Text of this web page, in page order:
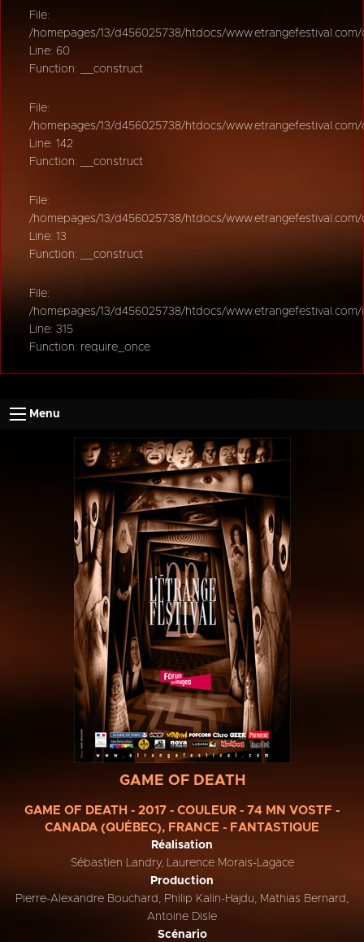
File:
/homepages/13/d456025738/htdocs/
Line: 60
Function: __construct
File:
/homepages/13/d456025738/htdocs/
Line: 142
Function: __construct
File:
/homepages/13/d456025738/htdocs/
Line: 13
Function: __construct
File:
/homepages/13/d456025738/htdocs/
Line: 315
Function: require_once
Menu
GAME OF DEATH
GAME OF DEATH - 2017 - COULEUR - 74 MN VOSTF -
CANADA (QUÉBEC), FRANCE - FANTASTIQUE
Réalisation
Sébastien Landry, Laurence Morais-Lagace
Production
Pierre-Alexandre Bouchard, Philip Kalin-Hajdu, Mathias Bernard,
Antoine Disle
Scénario